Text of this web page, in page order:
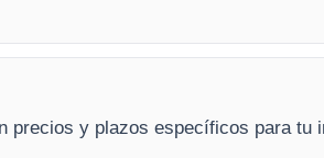
y plazos específicos para tu